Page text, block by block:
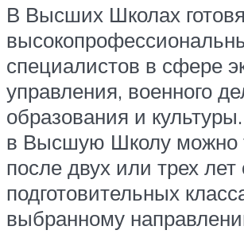
В Высших Школах
специалистов в сфере
управления, военного
образования и
в Высшую Школу можно
после двух или трех
подготовительных
выбранному